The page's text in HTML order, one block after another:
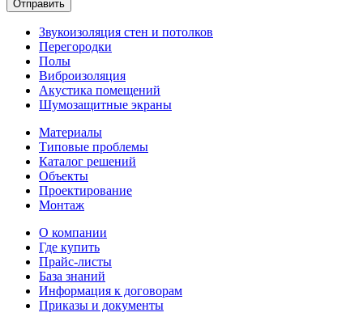
Звукоизоляция стен и потолков
Перегородки
Полы
Виброизоляция
Акустика помещений
Шумозащитные экраны
Материалы
Типовые проблемы
Каталог решений
Объекты
Проектирование
Монтаж
О компании
Где купить
Прайс-листы
База знаний
Информация к договорам
Приказы и документы